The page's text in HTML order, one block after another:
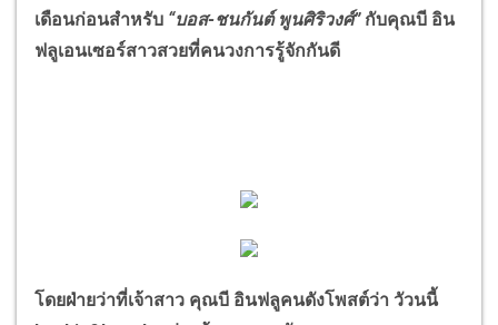
เดือนก่อนสำหรับ “บอส-ชนกันต์ พูนศิริวงศ์”กับคุณบี อิน
ฟลูเอนเซอร์สาวสวยที่คนวงการรู้จักกันดี
โดยฝ่ายว่าที่เจ้าสาว คุณบี อินฟลูคนดังโพสต์ว่า วัวนนี้